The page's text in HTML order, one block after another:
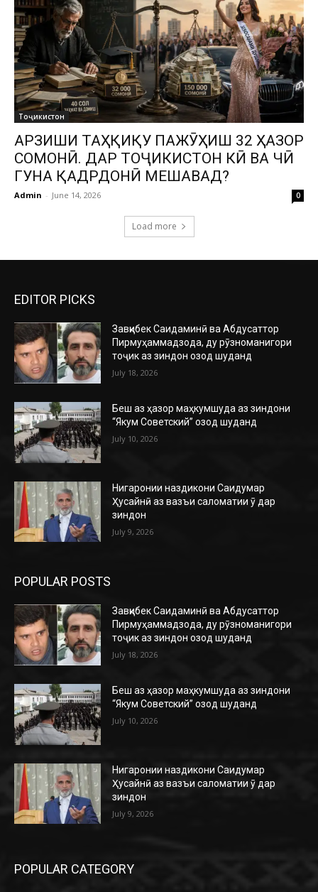
Тоҷикистон
АРЗИШИ ТАҲҚИҚУ ПАЖӮҲИШ 32 ҲАЗОР
СОМОНӢ. ДАР ТОҶИКИСТОН КӢ ВА ЧӢ
ГУНА ҚАДРДОНӢ МЕШАВАД?
Admin - June 14, 2026 0
Load more
EDITOR PICKS
Завқибек Саидаминӣ ва Абдусаттор
Пирмуҳаммадзода, ду рӯзноманигори
тоҷик аз зиндон озод шуданд
July 18, 2026
Беш аз ҳазор маҳкумшуда аз зиндони
“Якум Советский” озод шуданд
July 10, 2026
Нигаронии наздикони Саидумар
Ҳусайнӣ аз вазъи саломатии ӯ дар
зиндон
July 9, 2026
POPULAR POSTS
Завқибек Саидаминӣ ва Абдусаттор
Пирмуҳаммадзода, ду рӯзноманигори
тоҷик аз зиндон озод шуданд
July 18, 2026
Беш аз ҳазор маҳкумшуда аз зиндони
“Якум Советский” озод шуданд
July 10, 2026
Нигаронии наздикони Саидумар
Ҳусайнӣ аз вазъи саломатии ӯ дар
зиндон
July 9, 2026
POPULAR CATEGORY